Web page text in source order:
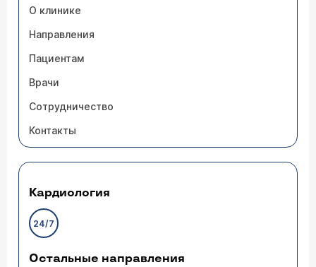
О клинике
Направления
Пациентам
Врачи
Сотрудничество
Контакты
Кардиология
24/7
Остальные направления